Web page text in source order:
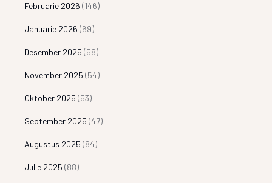
Februarie 2026 (146)
Januarie 2026 (69)
Desember 2025 (58)
November 2025 (54)
Oktober 2025 (53)
September 2025 (47)
Augustus 2025 (84)
Julie 2025 (88)